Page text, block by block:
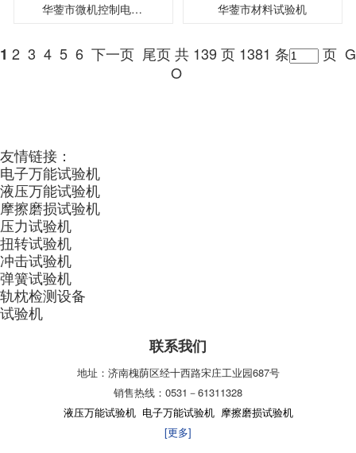
华蓥市微机控制电子万能试验机 华蓥市材料试验机
1 2 3 4 5 6 下一页 尾页共 139 页 1381 条 页 G
O
友情链接：
电子万能试验机
液压万能试验机
摩擦磨损试验机
压力试验机
扭转试验机
冲击试验机
弹簧试验机
轨枕检测设备
试验机
联系我们
地址：济南槐荫区经十西路宋庄工业园687号
销售热线：0531－61311328
液压万能试验机 电子万能试验机 摩擦磨损试验机
[更多]